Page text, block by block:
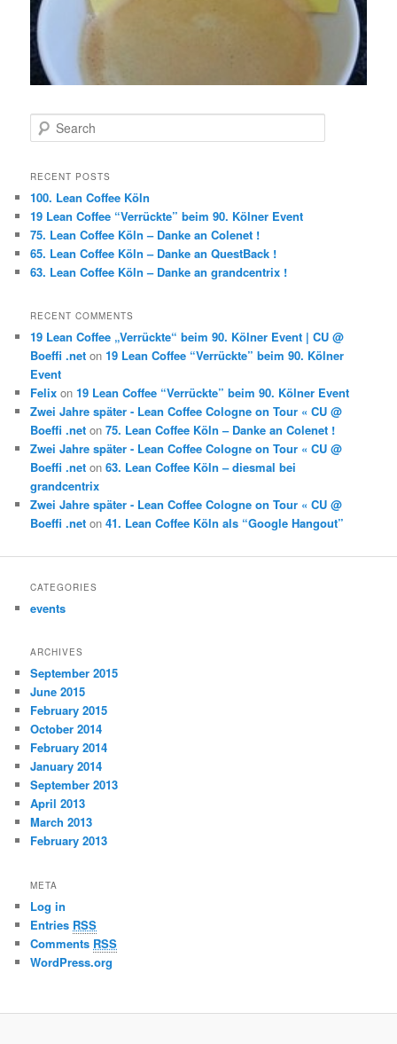
e
r
h
RECENT POSTS
100. Lean Coffee Köln
19 Lean Coffee “Verrückte” beim 90. Kölner Event
75. Lean Coffee Köln – Danke an Colenet !
65. Lean Coffee Köln – Danke an QuestBack !
63. Lean Coffee Köln – Danke an grandcentrix !
RECENT COMMENTS
19 Lean Coffee „Verrückte“ beim 90. Kölner Event | CU @
Boeffi .net on19 Lean Coffee “Verrückte” beim 90. Kölner
Event
Felix on19 Lean Coffee “Verrückte” beim 90. Kölner Event
Zwei Jahre später - Lean Coffee Cologne on Tour « CU @
Boeffi .net on75. Lean Coffee Köln – Danke an Colenet !
Zwei Jahre später - Lean Coffee Cologne on Tour « CU @
Boeffi .net on63. Lean Coffee Köln – diesmal bei
grandcentrix
Zwei Jahre später - Lean Coffee Cologne on Tour « CU @
Boeffi .net on41. Lean Coffee Köln als “Google Hangout”
CATEGORIES
events
ARCHIVES
September 2015
June 2015
February 2015
October 2014
February 2014
January 2014
September 2013
April 2013
March 2013
February 2013
META
Log in
Entries RSS
Comments RSS
WordPress.org